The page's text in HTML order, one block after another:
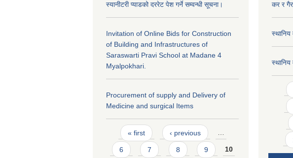
स्यानीटरी प्याडको दररेट पेश गर्ने सम्वन्धी सूचना।
Invitation of Online Bids for Construction
of Building and Infrastructures of
Saraswarti Pravi School at Madane 4
Myalpokhari.
Procurement of supply and Delivery of
Medicine and surgical Items
Pages
« first ‹ previous …
6 7 8 9 10
कर र
स्थानिय